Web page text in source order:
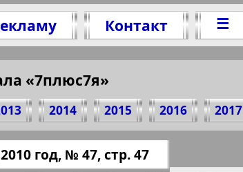
Контакт ☰
«7плюс7я»
2014 2015 2016 2017
и нажмите на него:
год, № 47, стр. 47
"7плюс7я", № 47, 2010 г.
ссылку)